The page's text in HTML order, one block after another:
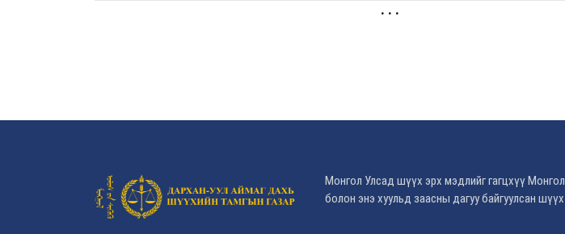
. . .
Монгол Улсад шүүх эрх мэдлийг гагцхүү
болон энэ хуульд заасны дагуу байгуулсан